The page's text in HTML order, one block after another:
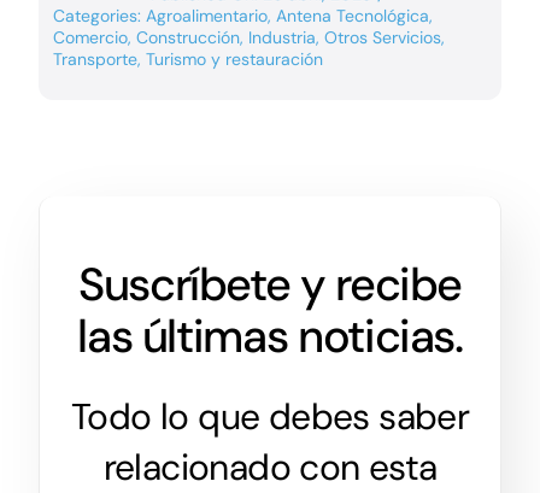
competitividad
empresarial
Categories: Agroalimentario, Antena Tecnológica,
Comercio, Construcción, Industria, Otros Servicios,
Transporte, Turismo y restauración
Suscríbete y recibe
las últimas noticias.
Todo lo que debes saber
relacionado con esta